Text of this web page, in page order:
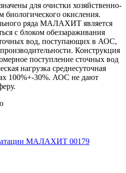
для очистки хозяйственно-
окисления.
ряда МАЛАХИТ является
с блоком обеззараживания
вод, поступающих в АОС,
Конструкция
поступление сточных вод
нагрузка среднесуточная
100%+-30%. АОС не дают
МАЛАХИТ 00179